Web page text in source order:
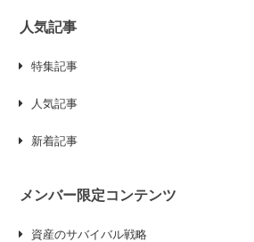
人気記事
特集記事
人気記事
新着記事
メンバー限定コンテンツ
資産のサバイバル戦略